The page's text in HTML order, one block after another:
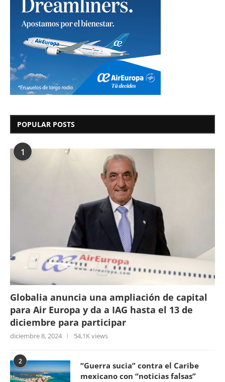
POPULAR POSTS
1
Globalia anuncia una ampliación de capital
para Air Europa y da a IAG hasta el 13 de
diciembre para participar
diciembre 8, 2024 54,1K views
2
“Guerra sucia” contra el Caribe
mexicano con “noticias falsas”